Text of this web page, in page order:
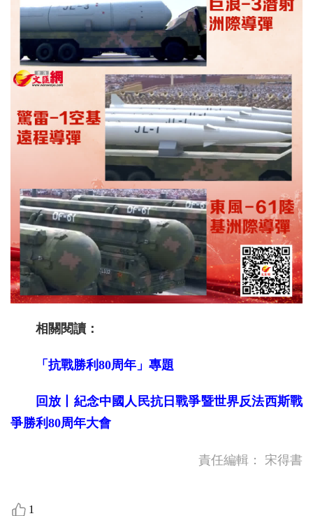
相關閱讀：
「抗戰勝利80周年」專題
回放丨紀念中國人民抗日戰爭暨世界反法西斯戰
爭勝利80周年大會
責任編輯： 宋得書
1